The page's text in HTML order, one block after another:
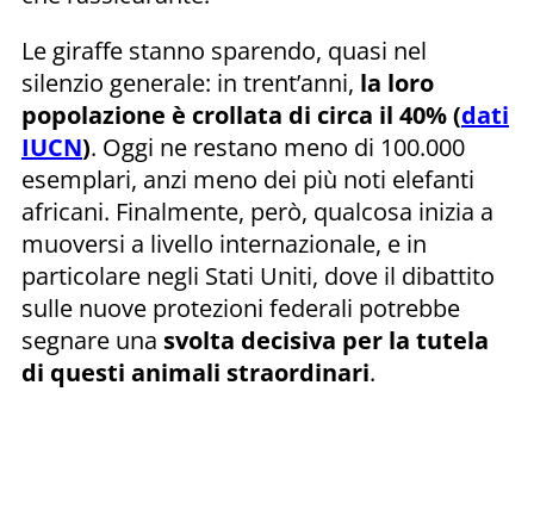
Le giraffe stanno sparendo, quasi nel
silenzio generale: in trent’anni, la loro
popolazione è crollata di circa il 40% (dati
IUCN). Oggi ne restano meno di 100.000
esemplari, anzi meno dei più noti elefanti
africani. Finalmente, però, qualcosa inizia a
muoversi a livello internazionale, e in
particolare negli Stati Uniti, dove il dibattito
sulle nuove protezioni federali potrebbe
segnare una svolta decisiva per la tutela
di questi animali straordinari.